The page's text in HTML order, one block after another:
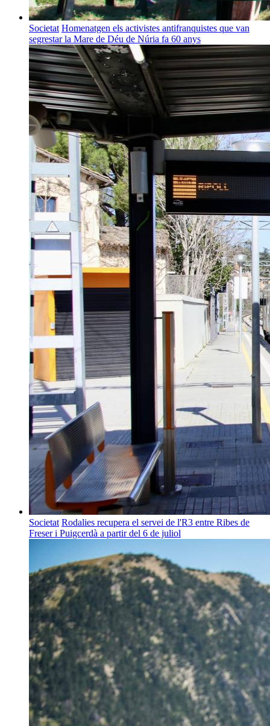
Societat Homenatgen els activistes antifranquistes que van
segrestar la Mare de Déu de Núria fa 60 anys
Societat Rodalies recupera el servei de l'R3 entre Ribes de
Freser i Puigcerdà a partir del 6 de juliol